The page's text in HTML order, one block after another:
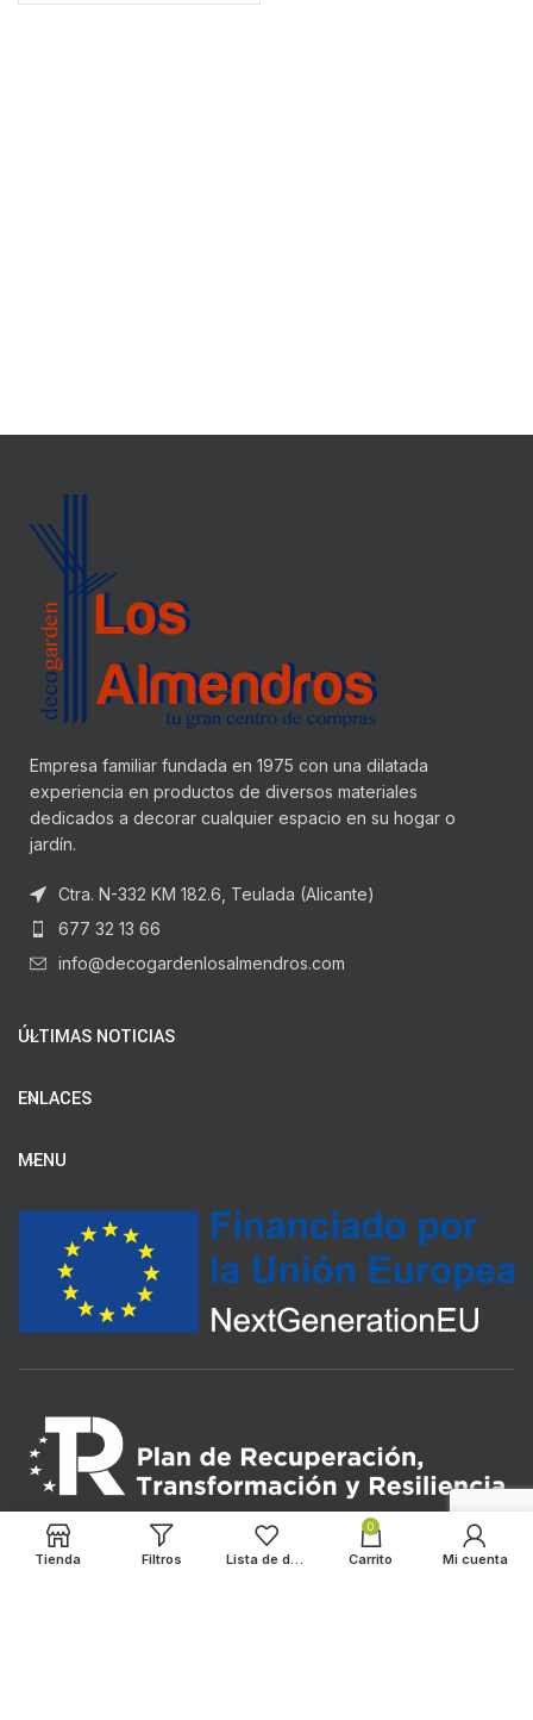
Empresa familiar fundada en 1975 con una dilatada
experiencia en productos de diversos materiales
dedicados a decorar cualquier espacio en su hogar o
jardín.
Ctra. N-332 KM 182.6, Teulada (Alicante)
677 32 13 66
info@decogardenlosalmendros.com
ÚLTIMAS NOTICIAS
ENLACES
MENU
Tienda Filtros Lista de deseos
0
Carrito Mi cuenta